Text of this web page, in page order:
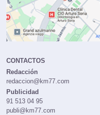
CONTACTOS
Redacción
redaccion@km77.com
Publicidad
91 513 04 95
publi@km77.com